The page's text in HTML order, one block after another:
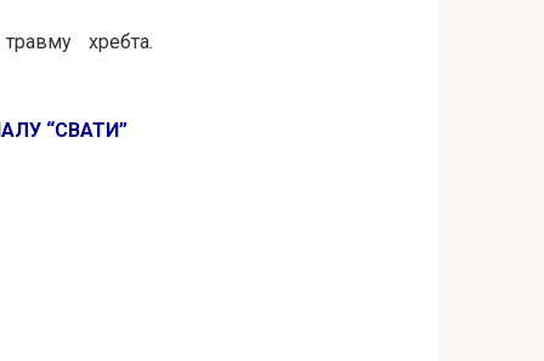
хребта.
“СВАТИ”